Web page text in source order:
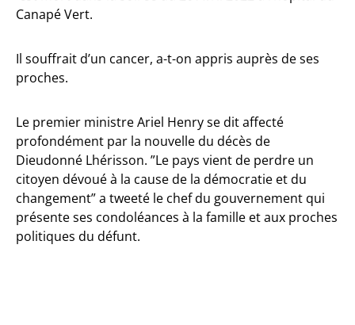
Canapé Vert.
Il souffrait d’un cancer, a-t-on appris auprès de ses
proches.
Le premier ministre Ariel Henry se dit affecté
profondément par la nouvelle du décès de
Dieudonné Lhérisson. ”Le pays vient de perdre un
citoyen dévoué à la cause de la démocratie et du
changement” a tweeté le chef du gouvernement qui
présente ses condoléances à la famille et aux proches
politiques du défunt.